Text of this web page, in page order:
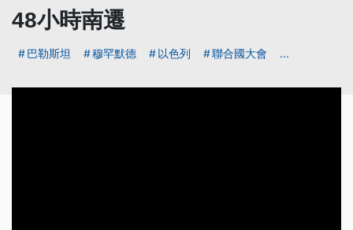
48小時南遷
巴勒斯坦 穆罕默德 以色列 聯合國大會 ...